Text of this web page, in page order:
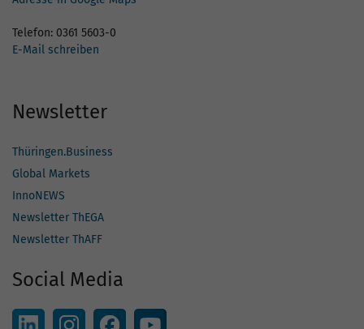
Telefon: 0361 5603-0
E-Mail schreiben
Newsletter
Thüringen.Business
Global Markets
InnoNEWS
Newsletter ThEGA
Newsletter ThAFF
Social Media